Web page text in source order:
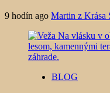
9 hodín ago Martin z Krása
BLOG